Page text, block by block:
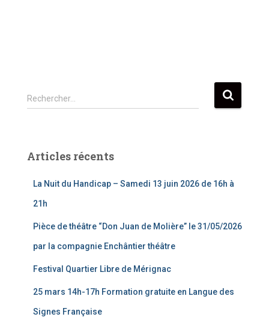
R
e
r
Rechercher…
Articles récents
La Nuit du Handicap – Samedi 13 juin 2026 de 16h à
21h
Pièce de théâtre “Don Juan de Molière” le 31/05/2026
par la compagnie Enchântier théâtre
Festival Quartier Libre de Mérignac
25 mars 14h-17h Formation gratuite en Langue des
Signes Française